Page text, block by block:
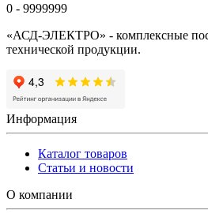
0 - 9999999
«АСД-ЭЛЕКТРО» - комплексные
технической продукции.
Информация
Каталог товаров
Статьи и новости
О компании